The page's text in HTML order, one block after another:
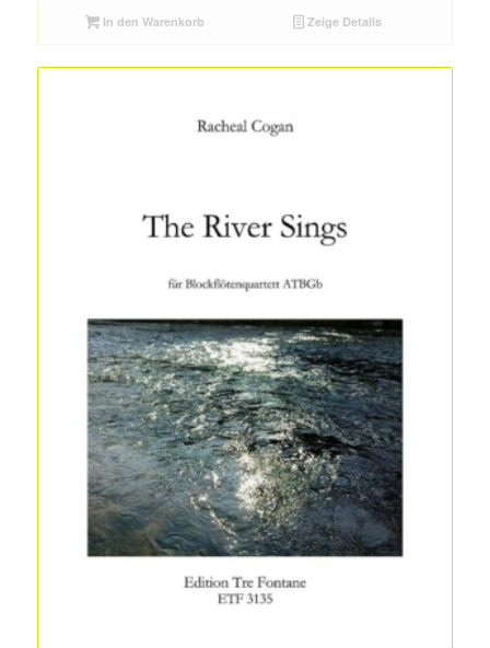
In den Warenkorb Zeige Details